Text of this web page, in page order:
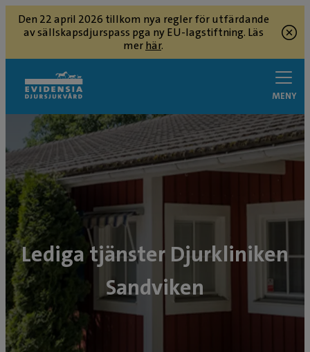
Den 22 april 2026 tillkom nya regler för utfärdande
av sällskapsdjurspass pga ny EU-lagstiftning. Läs
merhär.
MENY
Lediga tjänster Djurkliniken
Sandviken